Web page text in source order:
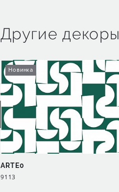
Другие декоры
Новинка
ARTE0
9113